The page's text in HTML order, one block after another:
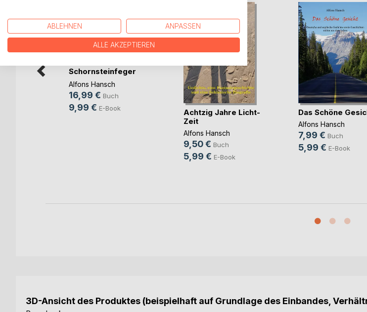
Schornsteinfeger
Lukas Kugelbü(...)
Alfons Hansch
16,99 € Buch
9,99 € E-Book
Achtzig Jahre Licht-
Zeit
Alfons Hansch
9,50 € Buch
5,99 € E-Book
Das Schöne
Alfons Hansch
7,99 € Buch
5,99 € E-Book
3D-Ansicht des Produktes (beispielhaft auf Grundlage des Einbandes,
ABLEHNEN ANPASSEN
ALLE AKZEPTIEREN